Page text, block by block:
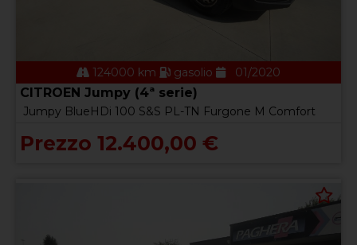
124000 km gasolio 01/2020
CITROEN Jumpy (4ª serie)
Jumpy BlueHDi 100 S&S PL-TN Furgone M Comfort
Prezzo 12.400,00 €